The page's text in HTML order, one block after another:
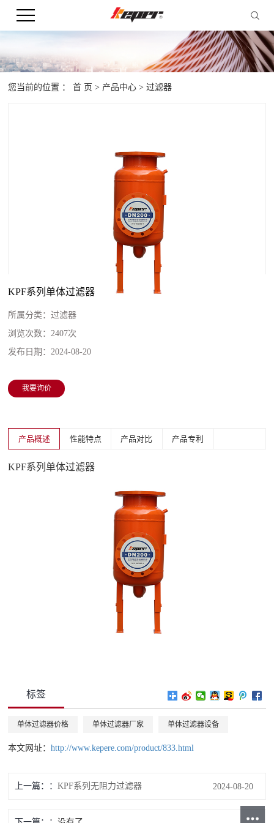
您当前的位置 ：首 页 > 产品中心 >过滤器
KPF系列单体过滤器
所属分类：过滤器
浏览次数：2407次
发布日期：2024-08-20
我要询价
产品概述 性能特点 产品对比 产品专利
KPF系列单体过滤器
标签
单体过滤器价格 单体过滤器厂家 单体过滤器设备
本文网址：http://www.kepere.com/product/833.html
上一篇： KPF系列无阻力过滤器 2024-08-20